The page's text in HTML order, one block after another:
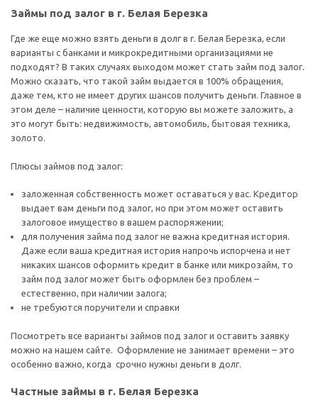
Займы под залог в г. Белая Березка
Где же еще можно взять деньги в долг в г. Белая Березка, если
варианты с банками и микрокредитными организациями не
подходят? В таких случаях выходом может стать займ под залог.
Можно сказать, что такой займ выдается в 100% обращения,
даже тем, кто не имеет других шансов получить деньги. Главное в
этом деле – наличие ценности, которую вы можете заложить, а
это могут быть: недвижимость, автомобиль, бытовая техника,
золото.
Плюсы займов под залог:
заложенная собственность может оставаться у вас. Кредитор
выдает вам деньги под залог, но при этом может оставить
залоговое имущество в вашем распоряжении;
для получения займа под залог не важна кредитная история.
Даже если ваша кредитная история напрочь испорчена и нет
никаких шансов оформить кредит в банке или микрозайм, то
займ под залог может быть оформлен без проблем –
естественно, при наличии залога;
не требуются поручители и справки
Посмотреть все варианты займов под залог и оставить заявку
можно на нашем сайте. Оформление не занимает времени – это
особенно важно, когда срочно нужны деньги в долг.
Частные займы в г. Белая Березка